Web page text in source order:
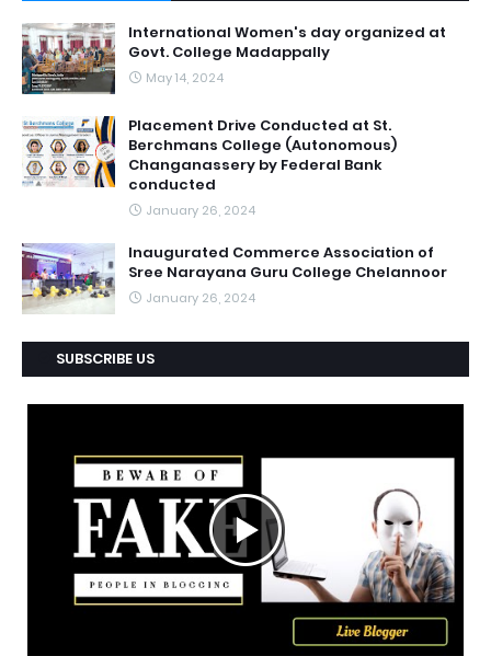
International Women's day organized at
Govt. College Madappally
May 14, 2024
Placement Drive Conducted at St.
Berchmans College (Autonomous)
Changanassery by Federal Bank
conducted
January 26, 2024
Inaugurated Commerce Association of
Sree Narayana Guru College Chelannoor
January 26, 2024
SUBSCRIBE US